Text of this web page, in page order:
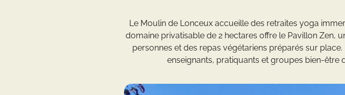
Le Moulin de Lonceux accueille des retraites yoga
domaine privatisable de 2 hectares offre le Pavillon Zen,
personnes et des repas végétariens préparés sur
enseignants, pratiquants et groupes bien-être